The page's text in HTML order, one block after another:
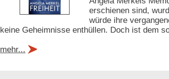
erschienen sind,
würde ihre
keine Geheimnisse enthüllen. Doch ist dem
mehr...